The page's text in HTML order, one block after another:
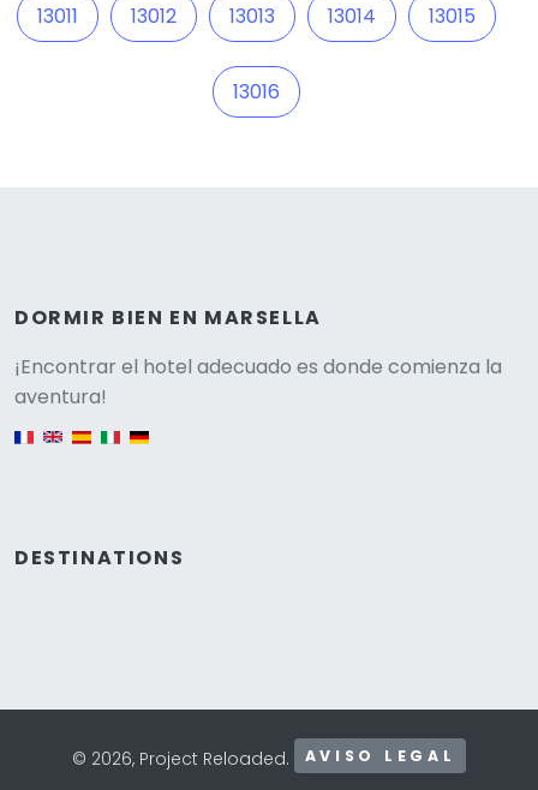
13011 13012 13013 13014 13015
13016
DORMIR BIEN EN MARSELLA
¡Encontrar el hotel adecuado es donde comienza la
aventura!
DESTINATIONS
© 2026, Project Reloaded. AVISO LEGAL